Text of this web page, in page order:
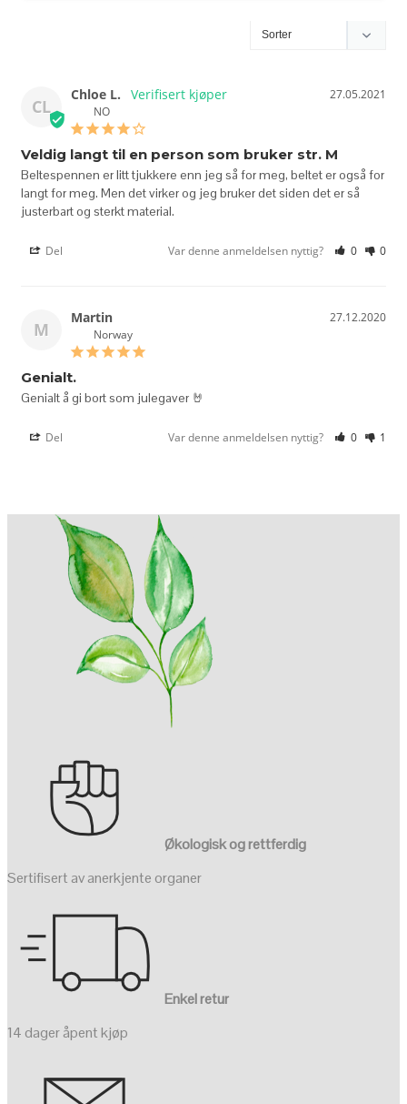
CL
27.05.2021
Chloe L.
NO
Veldig langt til en person som bruker str. M
Beltespennen er litt tjukkere enn jeg så for meg, beltet er også for
langt for meg. Men det virker og jeg bruker det siden det er så
justerbart og sterkt material.
Del Var denne anmeldelsen nyttig? 0 0
M
27.12.2020
Martin
Norway
Genialt.
Genialt å gi bort som julegaver 🤘
Del Var denne anmeldelsen nyttig? 0 1
Økologisk og rettferdig
Sertifisert av anerkjente organer
Enkel retur
14 dager åpent kjøp